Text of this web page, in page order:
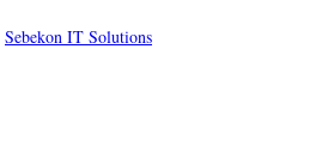
Sebekon IT Solutions